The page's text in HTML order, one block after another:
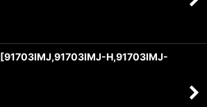
[91703IMJ,91703IMJ-H,91703IMJ-